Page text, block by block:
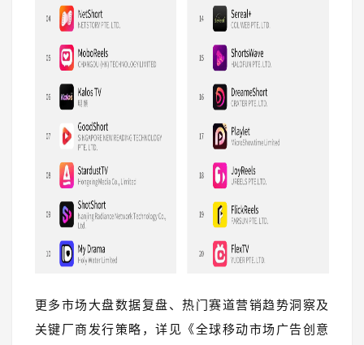
更多市场大盘数据复盘、热门赛道营销趋势洞察及
关键厂商发行策略，详见《全球移动市场广告创意